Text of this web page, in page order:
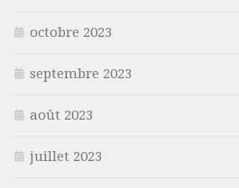
octobre 2023
septembre 2023
août 2023
juillet 2023